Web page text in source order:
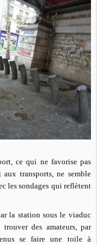
ce qui ne favorise pas
transports, ne semble
les sondages qui reflètent
la station sous le viaduc
des amateurs, par
se faire une toile à